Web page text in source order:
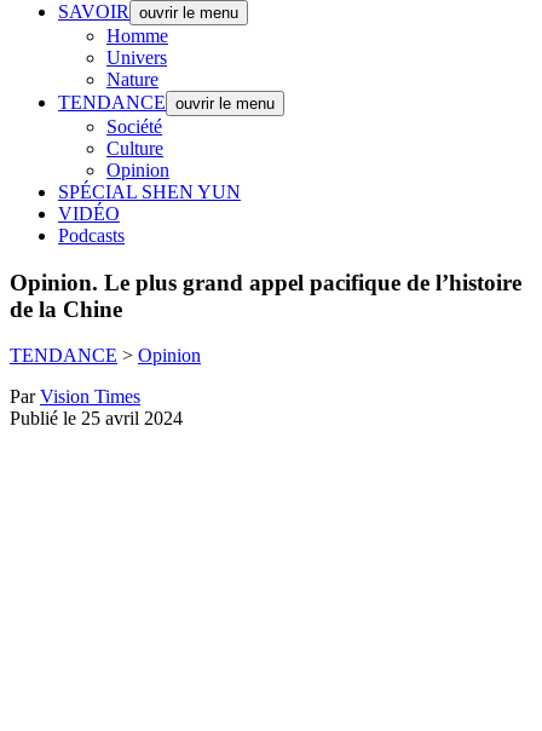
SAVOIR
ouvrir le menu
Homme
Univers
Nature
TENDANCE ouvrir le menu
Société
Culture
Opinion
SPÉCIAL SHEN YUN
VIDÉO
Podcasts
Opinion. Le plus grand appel pacifique de l’histoire
de la Chine
TENDANCE > Opinion
ParVision Times
Publié le 25 avril 2024